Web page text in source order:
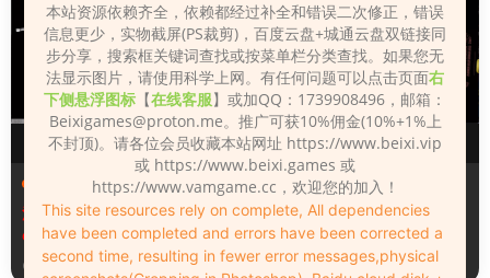
场景（Scenes）
汉化版Fall_Of_Dynasty_Silh
ouette_Play_Bug_Fixed_2&
《王朝陨落》剪影玩法修复版
4天前
场景（Scenes）
Fall_Of_Dynasty_Silhouette
_Play_Bug_Fixed_2
4天前
本站资源依赖齐全，依赖都经过补全和错误二次修正，错误
信息更少，实物截屏(PS裁剪)，百度云盘+城通云盘双链接同
步分享，搜索框关键词查找或按菜单栏分类查找。如果您无
法显示图片，请使用科学上网。有任何问题可以点击页面右
下侧悬浮图标 【在线客服】或加QQ：1739908496，邮箱：
Beixigames@proton.me。推广可获10%佣金(10%+1%上
不封顶)。请各位会员收藏本站网址 https://www.beixi.vip
或 https://www.beixi.games 或
https://www.vamgame.cc，欢迎您的加入！
This site resources rely on complete, All dependencies
have been completed and errors have been corrected a
second time, resulting in fewer error messages,physical